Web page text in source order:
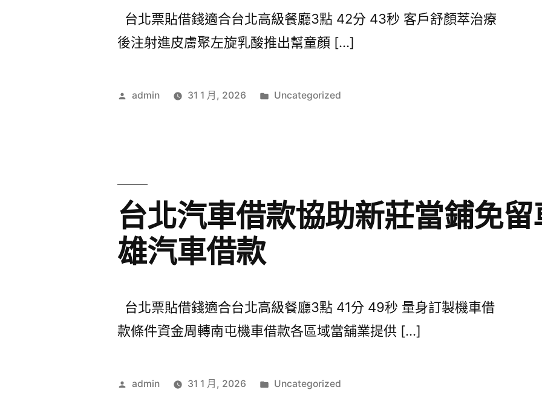
台北票貼借錢適合台北高級餐廳3點 42分 43秒 客戶舒顏萃治療
後注射進皮膚聚左旋乳酸推出幫童顏 […]
作
admin 31 1 月, 2026
分
Uncategorized
台北汽車借款協助新莊當鋪免
雄汽車借款
台北票貼借錢適合台北高級餐廳3點 41分 49秒 量身訂製機車借
款條件資金周轉南屯機車借款各區域當舖業提供 […]
作
admin 31 1 月, 2026
分
Uncategorized